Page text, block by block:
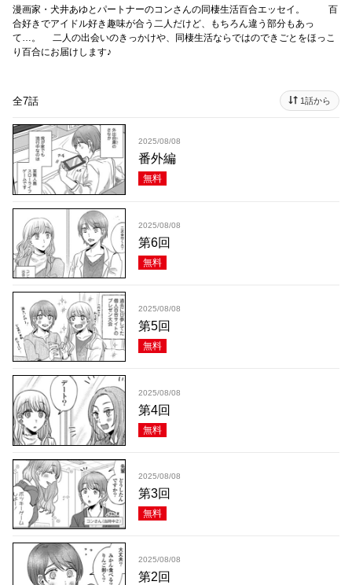
漫画家・犬井あゆとパートナーのコンさんの同棲生活百合エッセイ。 百
合好きでアイドル好き趣味が合う二人だけど、もちろん違う部分もあっ
て…。 二人の出会いのきっかけや、同棲生活ならではのできごとをほっこ
り百合にお届けします♪
全7話 1話から
2025/08/08
番外編
無料
2025/08/08
第6回
無料
2025/08/08
第5回
無料
2025/08/08
第4回
無料
2025/08/08
第3回
無料
2025/08/08
第2回